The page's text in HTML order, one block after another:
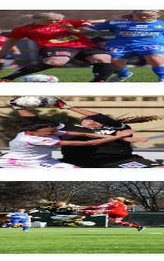
Bunkeflo – QBIK
– Mallbackens IF